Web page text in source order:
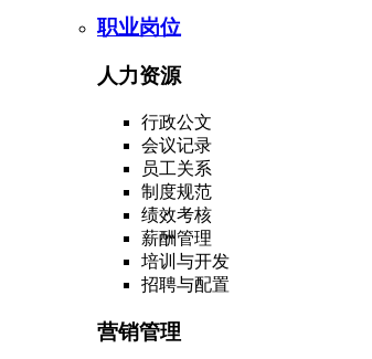
职业岗位
人力资源
行政公文
会议记录
员工关系
制度规范
绩效考核
薪酬管理
培训与开发
招聘与配置
营销管理